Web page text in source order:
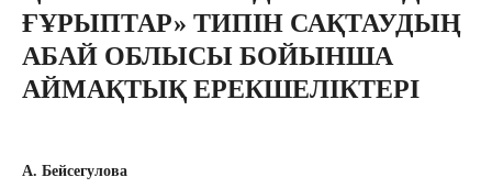
ҒҰРЫПТАР» ТИПІН САҚТАУДЫҢ
АБАЙ ОБЛЫСЫ БОЙЫНША
АЙМАҚТЫҚ ЕРЕКШЕЛІКТЕРІ
А. Бейсегулова